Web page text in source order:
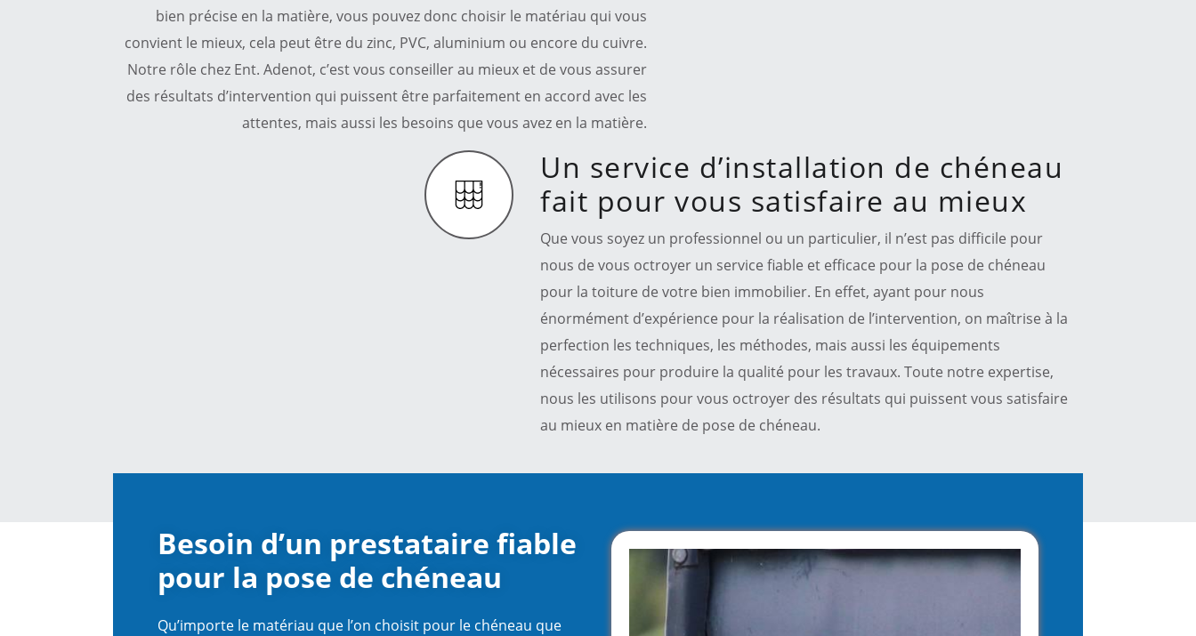
bien précise en la matière, vous pouvez donc choisir le matériau qui vous
convient le mieux, cela peut être du zinc, PVC, aluminium ou encore du cuivre.
Notre rôle chez Ent. Adenot, c’est vous conseiller au mieux et de vous assurer
des résultats d’intervention qui puissent être parfaitement en accord avec les
attentes, mais aussi les besoins que vous avez en la matière.
Un service d’installation de chéneau
fait pour vous satisfaire au mieux
Que vous soyez un professionnel ou un particulier, il n’est pas difficile pour
nous de vous octroyer un service fiable et efficace pour la pose de chéneau
pour la toiture de votre bien immobilier. En effet, ayant pour nous
énormément d’expérience pour la réalisation de l’intervention, on maîtrise à la
perfection les techniques, les méthodes, mais aussi les équipements
nécessaires pour produire la qualité pour les travaux. Toute notre expertise,
nous les utilisons pour vous octroyer des résultats qui puissent vous satisfaire
au mieux en matière de pose de chéneau.
Besoin d’un prestataire fiable
pour la pose de chéneau
Qu’importe le matériau que l’on choisit pour le chéneau que